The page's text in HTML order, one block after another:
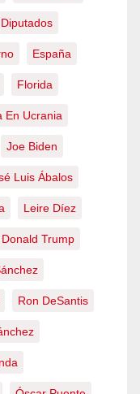
España
Florida
En Ucrania
Joe Biden
Luis Ábalos
Leire Díez
Trump
Ron DeSantis